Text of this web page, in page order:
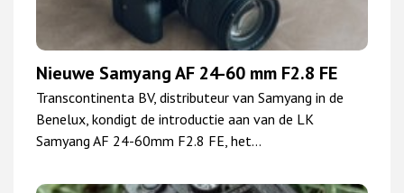
Nieuwe Samyang AF 24-60 mm F2.8 FE
Transcontinenta BV, distributeur van Samyang in de
Benelux, kondigt de introductie aan van de LK
Samyang AF 24-60mm F2.8 FE, het…